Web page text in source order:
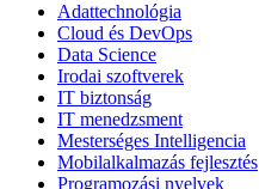
Adattechnológia
Cloud és DevOps
Data Science
Irodai szoftverek
IT biztonság
IT menedzsment
Mesterséges Intelligencia
Mobilalkalmazás fejlesztés
Programozási nyelvek